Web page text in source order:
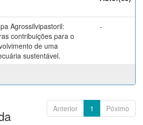
Agrossilvipastoril:
contribuições para o
de uma
sustentável.
-
Anterior 1 Póximo